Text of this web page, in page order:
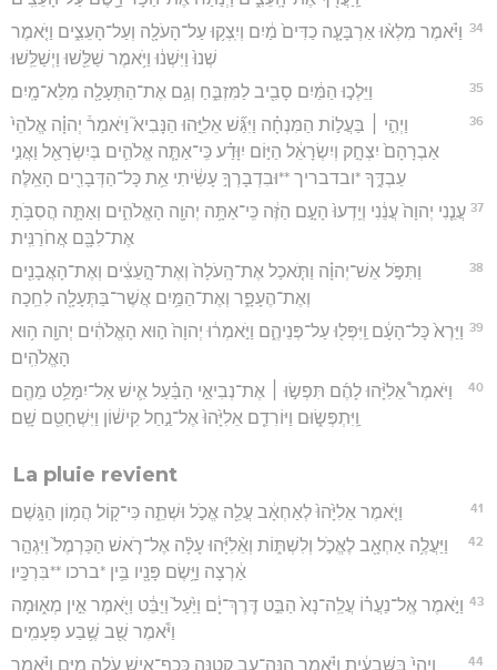
34 וַיֹּ֗אמֶר מִלְא֨וּ אַרְבָּעָ֤ה כַדִּים֙ מַ֔יִם וְיִֽצְק֥וּ עַל־הָעֹלָ֖ה וְעַל־הָעֵצִ֑ים וַיֹּ֤אמֶר
שְׁנוּ֙ וַיִּשְׁנ֔וּ וַיֹּ֥אמֶר שַׁלֵּ֖שׁוּ וַיְשַׁלֵּֽשׁוּ׃
35 וַיֵּלְכ֣וּ הַמַּ֔יִם סָבִ֖יב לַמִּזְבֵּ֑חַ וְגַ֥ם אֶת־הַתְּעָלָ֖ה מִלֵּא־מָֽיִם׃
36
וַיְהִ֣י ׀ בַּעֲל֣וֹת הַמִּנְחָ֗ה וַיִּגַּ֞שׁ אֵלִיָּ֣הוּ הַנָּבִיא֮ וַיֹּאמַר֒ יְהוָ֗ה אֱלֹהֵי֙
אַבְרָהָם֙ יִצְחָ֣ק וְיִשְׂרָאֵ֔ל הַיּ֣וֹם יִוָּדַ֗ע כִּֽי־אַתָּ֧ה אֱלֹהִ֛ים בְּיִשְׂרָאֵ֖ל וַאֲנִ֣י
עַבְדֶּ֑ךָ *ובדבריך **וּבִדְבָרְךָ֣ עָשִׂ֔יתִי אֵ֥ת כָּל־הַדְּבָרִ֖ים הָאֵֽלֶּה׃
37 עֲנֵ֤נִי יְהוָה֙ עֲנֵ֔נִי וְיֵֽדְעוּ֙ הָעָ֣ם הַזֶּ֔ה כִּֽי־אַתָּ֥ה יְהוָ֖ה הָאֱלֹהִ֑ים וְאַתָּ֛ה הֲסִבֹּ֥תָ
אֶת־לִבָּ֖ם אֲחֹרַנִּֽית׃
38
וַתִּפֹּ֣ל אֵשׁ־יְהוָ֗ה וַתֹּ֤אכַל אֶת־הָֽעֹלָה֙ וְאֶת־הָ֣עֵצִ֔ים וְאֶת־הָאֲבָנִ֖ים
וְאֶת־הֶעָפָ֑ר וְאֶת־הַמַּ֥יִם אֲשֶׁר־בַּתְּעָלָ֖ה לִחֵֽכָה׃
39 וַיַּרְא֙ כָּל־הָעָ֔ם וַֽיִּפְּל֖וּ עַל־פְּנֵיהֶ֑ם וַיֹּ֣אמְר֔וּ יְהוָה֙ ה֣וּא הָאֱלֹהִ֔ים יְהוָ֖ה ה֥וּא
הָאֱלֹהִֽים׃
40
וַיֹּאמֶר֩ אֵלִיָּ֨הוּ לָהֶ֜ם תִּפְשׂ֣וּ ׀ אֶת־נְבִיאֵ֣י הַבַּ֗עַל אִ֛ישׁ אַל־יִמָּלֵ֥ט מֵהֶ֖ם
וַֽיִּתְפְּשׂ֑וּם וַיּוֹרִדֵ֤ם אֵלִיָּ֙הוּ֙ אֶל־נַ֣חַל קִישׁ֔וֹן וַיִּשְׁחָטֵ֖ם שָֽׁם׃
La pluie revient
41 וַיֹּ֤אמֶר אֵלִיָּ֙הוּ֙ לְאַחְאָ֔ב עֲלֵ֖ה אֱכֹ֣ל וּשְׁתֵ֑ה כִּי־ק֖וֹל הֲמ֥וֹן הַגָּֽשֶׁם׃
42
וַיַּעֲלֶ֥ה אַחְאָ֖ב לֶאֱכֹ֣ל וְלִשְׁתּ֑וֹת וְאֵ֨לִיָּ֜הוּ עָלָ֨ה אֶל־רֹ֤אשׁ הַכַּרְמֶל֙ וַיִּגְהַ֣ר
אַ֔רְצָה וַיָּ֥שֶׂם פָּנָ֖יו בֵּ֥ין *ברכו **בִּרְכָּֽיו׃
43 וַיֹּ֣אמֶר אֶֽל־נַעֲר֗וֹ עֲלֵֽה־נָא֙ הַבֵּ֣ט דֶּֽרֶךְ־יָ֔ם וַיַּ֙עַל֙ וַיַּבֵּ֔ט וַיֹּ֖אמֶר אֵ֣ין מְא֑וּמָה
וַיֹּ֕אמֶר שֻׁ֖ב שֶׁ֥בַע פְּעָמִֽים׃
44
וַֽיְהִי֙ בַּשְּׁבִעִ֔ית וַיֹּ֗אמֶר הִנֵּה־עָ֛ב קְטַנָּ֥ה כְּכַף־אִ֖ישׁ עֹלָ֣ה מִיָּ֑ם וַיֹּ֗אמֶר